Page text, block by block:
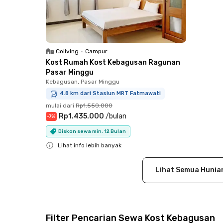
Coliving • Campur
Kost Rumah Kost Kebagusan Ragunan
Pasar Minggu
Kebagusan, Pasar Minggu
4.8 km dari Stasiun MRT Fatmawati
mulai dari Rp1.550.000
-7% Rp1.435.000 /bulan
Diskon sewa min. 12 Bulan
Lihat info lebih banyak
Lihat Semua
Filter Pencarian Sewa Kost Kebagusan